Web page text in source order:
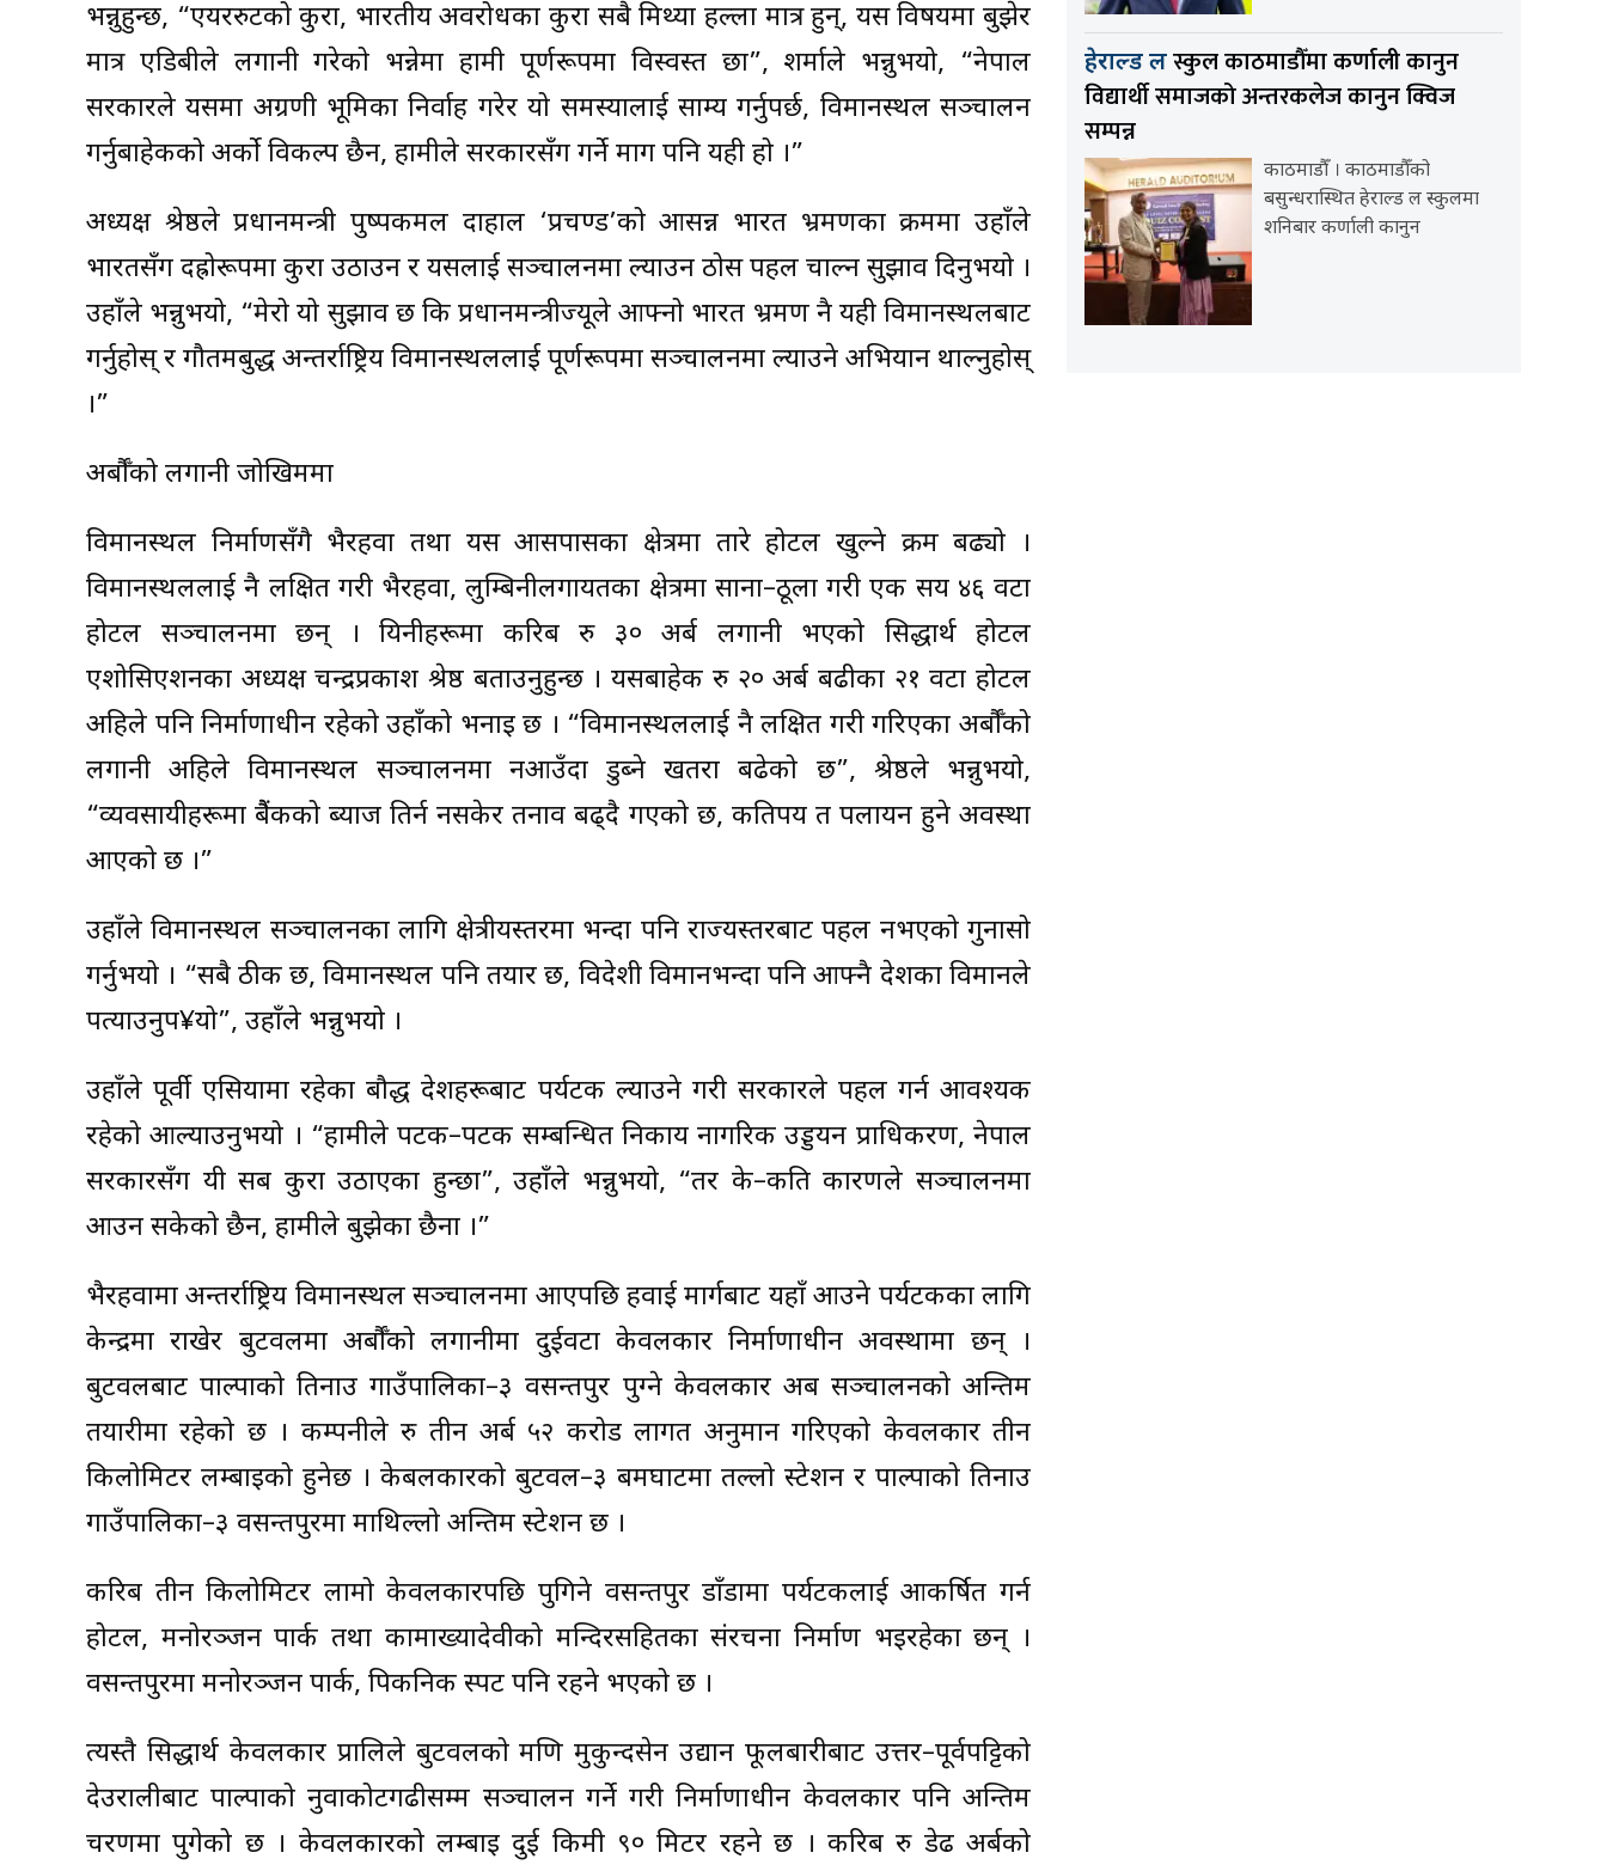
भन्नुहुन्छ, “एयररुटको कुरा, भारतीय अवरोधका कुरा सबै मिथ्या हल्ला मात्र हुन्, यस विषयमा बुझेर
मात्र एडिबीले लगानी गरेको भन्नेमा हामी पूर्णरूपमा विस्वस्त छौँ”, शर्माले भन्नुभयो, “नेपाल
सरकारले यसमा अग्रणी भूमिका निर्वाह गरेर यो समस्यालाई साम्य गर्नुपर्छ, विमानस्थल सञ्चालन
गर्नुबाहेकको अर्को विकल्प छैन, हामीले सरकारसँग गर्ने माग पनि यही हो ।”
अध्यक्ष श्रेष्ठले प्रधानमन्त्री पुष्पकमल दाहाल ‘प्रचण्ड’को आसन्न भारत भ्रमणका क्रममा उहाँले
भारतसँग दह्रोरूपमा कुरा उठाउन र यसलाई सञ्चालनमा ल्याउन ठोस पहल चाल्न सुझाव दिनुभयो ।
उहाँले भन्नुभयो, “मेरो यो सुझाव छ कि प्रधानमन्त्रीज्यूले आफ्नो भारत भ्रमण नै यही विमानस्थलबाट
गर्नुहोस् र गौतमबुद्ध अन्तर्राष्ट्रिय विमानस्थललाई पूर्णरूपमा सञ्चालनमा ल्याउने अभियान थाल्नुहोस्
।”
अर्बौँको लगानी जोखिममा
विमानस्थल निर्माणसँगै भैरहवा तथा यस आसपासका क्षेत्रमा तारे होटल खुल्ने क्रम बढ्यो ।
विमानस्थललाई नै लक्षित गरी भैरहवा, लुम्बिनीलगायतका क्षेत्रमा साना–ठूला गरी एक सय ४६ वटा
होटल सञ्चालनमा छन् । यिनीहरूमा करिब रु ३० अर्ब लगानी भएको सिद्धार्थ होटल
एशोसिएशनका अध्यक्ष चन्द्रप्रकाश श्रेष्ठ बताउनुहुन्छ । यसबाहेक रु २० अर्ब बढीका २१ वटा होटल
अहिले पनि निर्माणाधीन रहेको उहाँको भनाइ छ । “विमानस्थललाई नै लक्षित गरी गरिएका अर्बौँको
लगानी अहिले विमानस्थल सञ्चालनमा नआउँदा डुब्ने खतरा बढेको छ”, श्रेष्ठले भन्नुभयो,
“व्यवसायीहरूमा बैैंकको ब्याज तिर्न नसकेर तनाव बढ्दै गएको छ, कतिपय त पलायन हुने अवस्था
आएको छ ।”
उहाँले विमानस्थल सञ्चालनका लागि क्षेत्रीयस्तरमा भन्दा पनि राज्यस्तरबाट पहल नभएको गुनासो
गर्नुभयो । “सबै ठीक छ, विमानस्थल पनि तयार छ, विदेशी विमानभन्दा पनि आफ्नै देशका विमानले
पत्याउनुप¥यो”, उहाँले भन्नुभयो ।
उहाँले पूर्वी एसियामा रहेका बौद्ध देशहरूबाट पर्यटक ल्याउने गरी सरकारले पहल गर्न आवश्यक
रहेको औँल्याउनुभयो । “हामीले पटक–पटक सम्बन्धित निकाय नागरिक उड्डयन प्राधिकरण, नेपाल
सरकारसँग यी सब कुरा उठाएका हुन्छौँ”, उहाँले भन्नुभयो, “तर के–कति कारणले सञ्चालनमा
आउन सकेको छैन, हामीले बुझेका छैनौँ ।”
भैरहवामा अन्तर्राष्ट्रिय विमानस्थल सञ्चालनमा आएपछि हवाई मार्गबाट यहाँ आउने पर्यटकका लागि
केन्द्रमा राखेर बुटवलमा अर्बौँको लगानीमा दुईवटा केवलकार निर्माणाधीन अवस्थामा छन् ।
बुटवलबाट पाल्पाको तिनाउ गाउँपालिका–३ वसन्तपुर पुग्ने केवलकार अब सञ्चालनको अन्तिम
तयारीमा रहेको छ । कम्पनीले रु तीन अर्ब ५२ करोड लागत अनुमान गरिएको केवलकार तीन
किलोमिटर लम्बाइको हुनेछ । केबलकारको बुटवल–३ बमघाटमा तल्लो स्टेशन र पाल्पाको तिनाउ
गाउँपालिका–३ वसन्तपुरमा माथिल्लो अन्तिम स्टेशन छ ।
करिब तीन किलोमिटर लामो केवलकारपछि पुगिने वसन्तपुर डाँडामा पर्यटकलाई आकर्षित गर्न
होटल, मनोरञ्जन पार्क तथा कामाख्यादेवीको मन्दिरसहितका संरचना निर्माण भइरहेका छन् ।
वसन्तपुरमा मनोरञ्जन पार्क, पिकनिक स्पट पनि रहने भएको छ ।
त्यस्तै सिद्धार्थ केवलकार प्रालिले बुटवलको मणि मुकुन्दसेन उद्यान फूलबारीबाट उत्तर–पूर्वपट्टिको
देउरालीबाट पाल्पाको नुवाकोटगढीसम्म सञ्चालन गर्ने गरी निर्माणाधीन केवलकार पनि अन्तिम
चरणमा पुगेको छ । केवलकारको लम्बाइ दुई किमी ९० मिटर रहने छ । करिब रु डेढ अर्बको
हेराल्ड लस्कुल काठमाडौँमा कर्णाली कानुन
विद्यार्थी समाजको अन्तरकलेज कानुन क्विज
सम्पन्न
काठमाडौँ । काठमाडौँको
बसुन्धरास्थित हेराल्ड ल स्कुलमा
शनिबार कर्णाली कानुन